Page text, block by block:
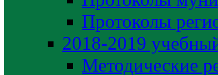
Протоколы
2018-2019
Методические